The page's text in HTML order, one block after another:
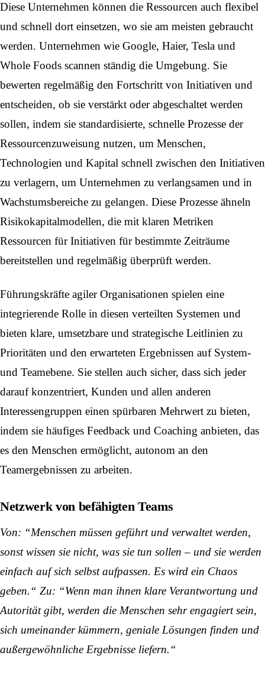
Diese Unternehmen können die Ressourcen auch flexibel
und schnell dort einsetzen, wo sie am meisten gebraucht
werden. Unternehmen wie Google, Haier, Tesla und
Whole Foods scannen ständig die Umgebung. Sie
bewerten regelmäßig den Fortschritt von Initiativen und
entscheiden, ob sie verstärkt oder abgeschaltet werden
sollen, indem sie standardisierte, schnelle Prozesse der
Ressourcenzuweisung nutzen, um Menschen,
Technologien und Kapital schnell zwischen den Initiativen
zu verlagern, um Unternehmen zu verlangsamen und in
Wachstumsbereiche zu gelangen. Diese Prozesse ähneln
Risikokapitalmodellen, die mit klaren Metriken
Ressourcen für Initiativen für bestimmte Zeiträume
bereitstellen und regelmäßig überprüft werden.
Führungskräfte agiler Organisationen spielen eine
integrierende Rolle in diesen verteilten Systemen und
bieten klare, umsetzbare und strategische Leitlinien zu
Prioritäten und den erwarteten Ergebnissen auf System-
und Teamebene. Sie stellen auch sicher, dass sich jeder
darauf konzentriert, Kunden und allen anderen
Interessengruppen einen spürbaren Mehrwert zu bieten,
indem sie häufiges Feedback und Coaching anbieten, das
es den Menschen ermöglicht, autonom an den
Teamergebnissen zu arbeiten.
Netzwerk von befähigten Teams
Von: “Menschen müssen geführt und verwaltet werden,
sonst wissen sie nicht, was sie tun sollen – und sie werden
einfach auf sich selbst aufpassen. Es wird ein Chaos
geben.“ Zu: “Wenn man ihnen klare Verantwortung und
Autorität gibt, werden die Menschen sehr engagiert sein,
sich umeinander kümmern, geniale Lösungen finden und
außergewöhnliche Ergebnisse liefern.“